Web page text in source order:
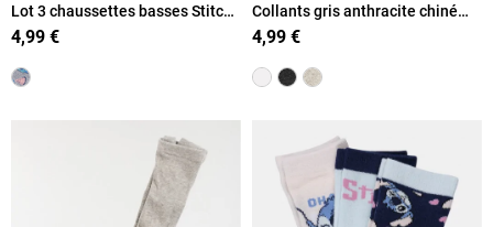
Lot 3 chaussettes basses Stitch
fille
4,99 €
Collants gris anthracite chiné
fille
4,99 €